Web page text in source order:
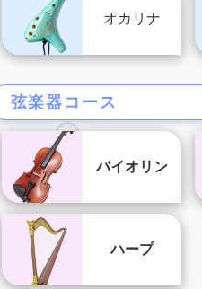
オカリナ
弦楽器コース
バイオリン
ハープ